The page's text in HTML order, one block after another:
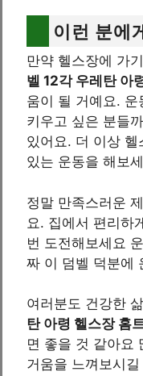
이런 분에
만약 헬스장에 가
벨 12각 우레탄 아
움이 될 거예요.
키우고 싶은 분들
있어요. 더 이상
있는 운동을 해보
정말 만족스러운
요. 집에서 편리하
번 도전해보세요
짜 이 덤벨 덕분에
여러분도 건강한
탄 아령 헬스장 홈
면 좋을 것 같아요
거움을 느껴보시